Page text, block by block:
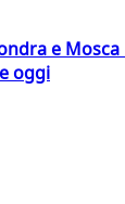
e
oggi